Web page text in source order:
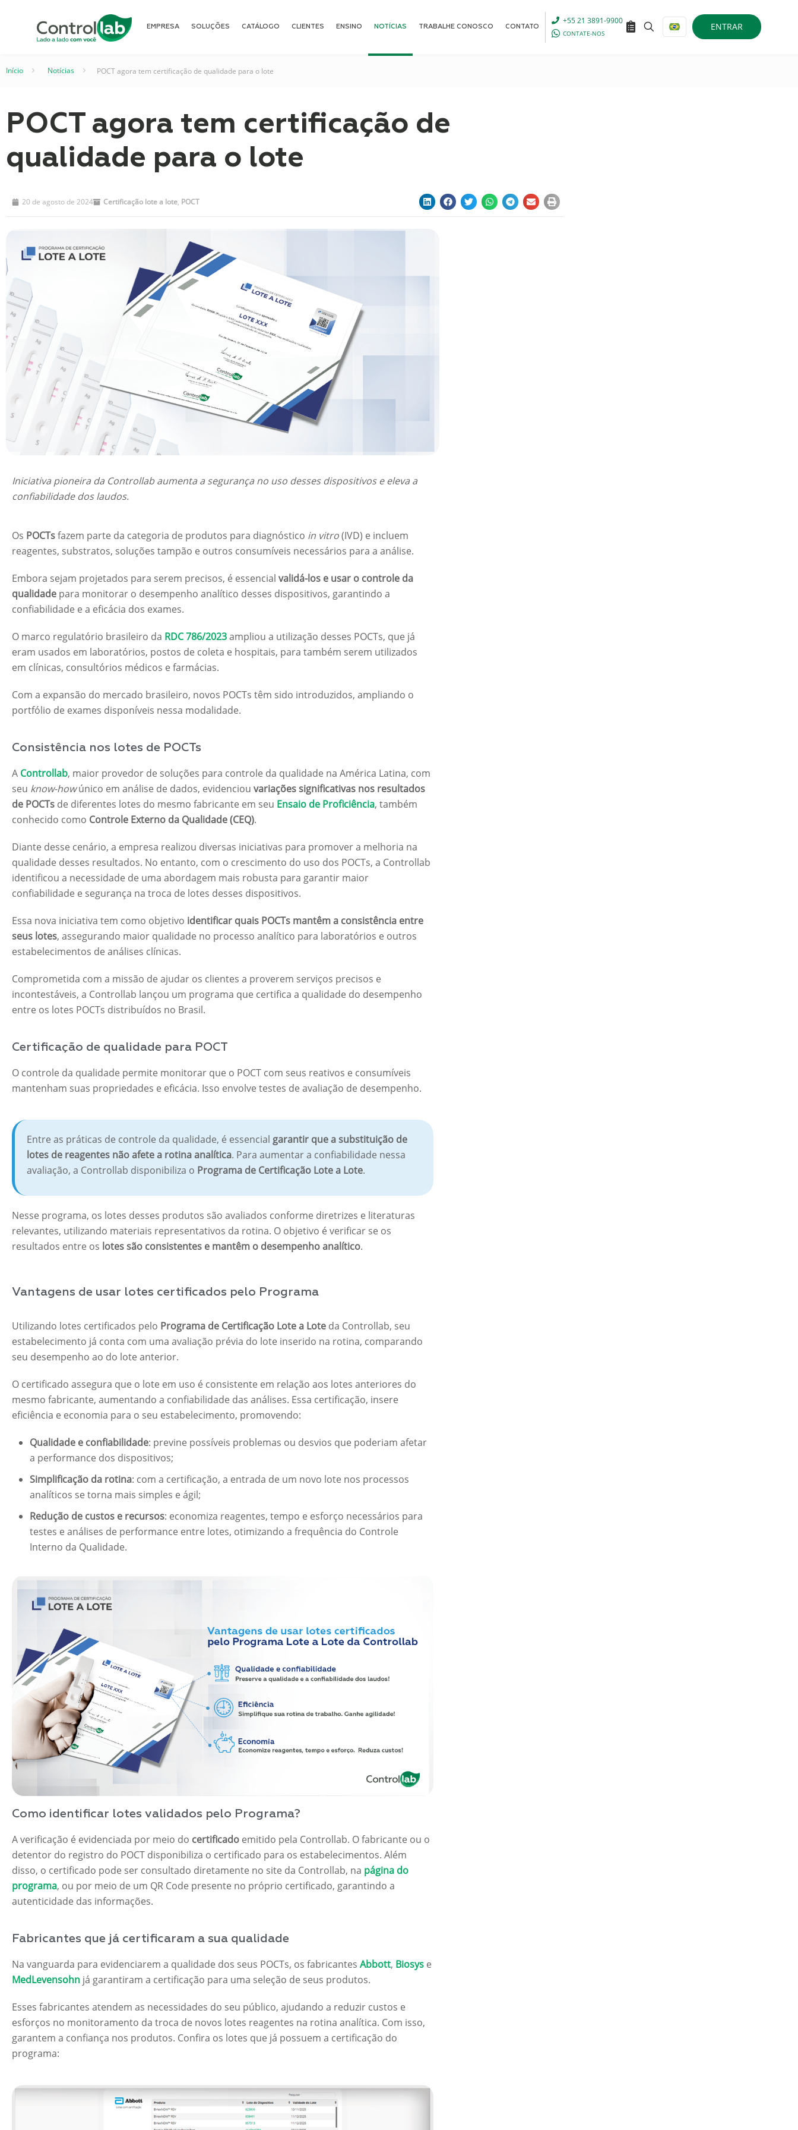
EMPRESA SOLUÇÕES CATÁLOGO CLIENTES ENSINO NOTÍCIAS TRABALHE CONOSCO CONTATO
+55 21 3891-9900
CONTATE-NOS
ENTRAR
Início Notícias POCT agora tem certificação de qualidade para o lote
POCT agora tem certificação de
qualidade para o lote
20 de agosto de 2024 Certificação lote a lote, POCT
Iniciativa pioneira da Controllab aumenta a segurança no uso desses dispositivos e eleva a
confiabilidade dos laudos.
Os POCTsfazem parte da categoria de produtos para diagnóstico in vitro(IVD) e incluem
reagentes, substratos, soluções tampão e outros consumíveis necessários para a análise.
Embora sejam projetados para serem precisos, é essencial validá-los e usar o controle da
qualidade para monitorar o desempenho analítico desses dispositivos, garantindo a
confiabilidade e a eficácia dos exames.
O marco regulatório brasileiro da RDC 786/2023ampliou a utilização desses POCTs, que já
eram usados em laboratórios, postos de coleta e hospitais, para também serem utilizados
em clínicas, consultórios médicos e farmácias.
Com a expansão do mercado brasileiro, novos POCTs têm sido introduzidos, ampliando o
portfólio de exames disponíveis nessa modalidade.
Consistência nos lotes de POCTs
A Controllab, maior provedor de soluções para controle da qualidade na América Latina, com
seu know-howúnico em análise de dados, evidenciou variações significativas nos resultados
de POCTs de diferentes lotes do mesmo fabricante em seu Ensaio de Proficiência, também
conhecido como Controle Externo da Qualidade (CEQ).
Diante desse cenário, a empresa realizou diversas iniciativas para promover a melhoria na
qualidade desses resultados. No entanto, com o crescimento do uso dos POCTs, a Controllab
identificou a necessidade de uma abordagem mais robusta para garantir maior
confiabilidade e segurança na troca de lotes desses dispositivos.
Essa nova iniciativa tem como objetivo identificar quais POCTs mantêm a consistência entre
seus lotes, assegurando maior qualidade no processo analítico para laboratórios e outros
estabelecimentos de análises clínicas.
Comprometida com a missão de ajudar os clientes a proverem serviços precisos e
incontestáveis, a Controllab lançou um programa que certifica a qualidade do desempenho
entre os lotes POCTs distribuídos no Brasil.
Certificação de qualidade para POCT
O controle da qualidade permite monitorar que o POCT com seus reativos e consumíveis
mantenham suas propriedades e eficácia. Isso envolve testes de avaliação de desempenho.
Entre as práticas de controle da qualidade, é essencial garantir que a substituição de
lotes de reagentes não afete a rotina analítica. Para aumentar a confiabilidade nessa
avaliação, a Controllab disponibiliza o Programa de Certificação Lote a Lote.
Nesse programa, os lotes desses produtos são avaliados conforme diretrizes e literaturas
relevantes, utilizando materiais representativos da rotina. O objetivo é verificar se os
resultados entre os lotes são consistentes e mantêm o desempenho analítico.
Vantagens de usar lotes certificados pelo Programa
Utilizando lotes certificados pelo Programa de Certificação Lote a Lote da Controllab, seu
estabelecimento já conta com uma avaliação prévia do lote inserido na rotina, comparando
seu desempenho ao do lote anterior.
O certificado assegura que o lote em uso é consistente em relação aos lotes anteriores do
mesmo fabricante, aumentando a confiabilidade das análises. Essa certificação, insere
eficiência e economia para o seu estabelecimento, promovendo:
Qualidade e confiabilidade: previne possíveis problemas ou desvios que poderiam afetar
a performance dos dispositivos;
Simplificação da rotina: com a certificação, a entrada de um novo lote nos processos
analíticos se torna mais simples e ágil;
Redução de custos e recursos: economiza reagentes, tempo e esforço necessários para
testes e análises de performance entre lotes, otimizando a frequência do Controle
Interno da Qualidade.
Como identificar lotes validados pelo Programa?
A verificação é evidenciada por meio do certificado emitido pela Controllab. O fabricante ou o
detentor do registro do POCT disponibiliza o certificado para os estabelecimentos. Além
disso, o certificado pode ser consultado diretamente no site da Controllab, na página do
programa, ou por meio de um QR Code presente no próprio certificado, garantindo a
autenticidade das informações.
Fabricantes que já certificaram a sua qualidade
Na vanguarda para evidenciarem a qualidade dos seus POCTs, os fabricantes Abbott, Biosys e
MedLevensohn já garantiram a certificação para uma seleção de seus produtos.
Esses fabricantes atendem as necessidades do seu público, ajudando a reduzir custos e
esforços no monitoramento da troca de novos lotes reagentes na rotina analítica. Com isso,
garantem a confiança nos produtos. Confira os lotes que já possuem a certificação do
programa: